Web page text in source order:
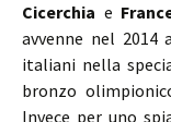
Cicerchia e
avvenne nel 2014
italiani nella
bronzo
Invece per uno